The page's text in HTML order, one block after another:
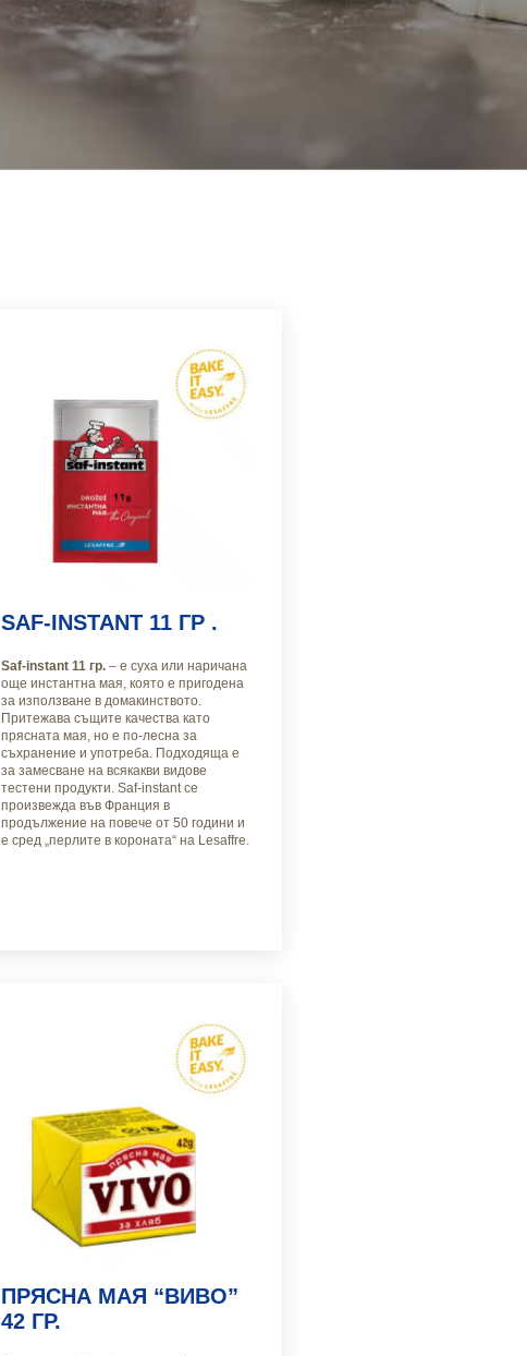
SAF-INSTANT 11 ГР .
Saf-instant 11 гр.– е суха или наричана
още инстантна мая, която е пригодена
за използване в домакинството.
Притежава същите качества като
прясната мая, но е по-лесна за
съхранение и употреба. Подходяща е
за замесване на всякакви видове
тестени продукти. Saf-instant се
произвежда във Франция в
продължение на повече от 50 години и
е сред „перлите в короната“ на Lesaffre.
ПРЯСНА МАЯ “ВИВО”
42 ГР.